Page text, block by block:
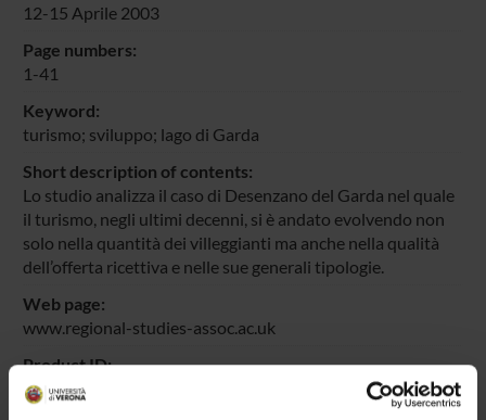
12-15 Aprile 2003
Page numbers:
1-41
Keyword:
turismo; sviluppo; lago di Garda
Short description of contents:
Lo studio analizza il caso di Desenzano del Garda nel quale
il turismo, negli ultimi decenni, si è andato evolvendo non
solo nella quantità dei villeggianti ma anche nella qualità
dell’offerta ricettiva e nelle sue generali tipologie.
Web page:
www.regional-studies-assoc.ac.uk
Product ID:
19975